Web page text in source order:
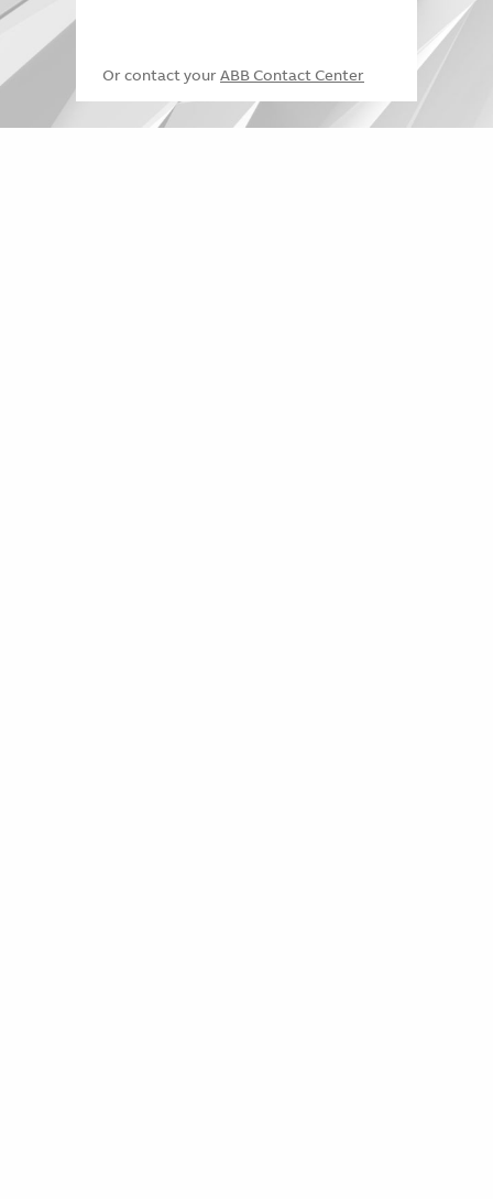
Or contact your ABB Contact Center